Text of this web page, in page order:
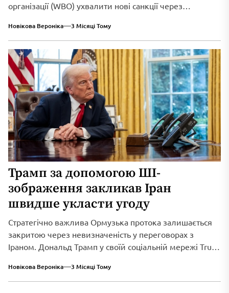
організації (WBO) ухвалити нові санкції через
Новікова Вероніка 3 Місяці Тому
Трамп за допомогою ШІ-
зображення закликав Іран
швидше укласти угоду
Стратегічно важлива Ормузька протока залишається
закритою через невизначеність у переговорах з
Іраном. Дональд Трамп у своїй соціальній мережі Truth
Новікова Вероніка 3 Місяці Тому